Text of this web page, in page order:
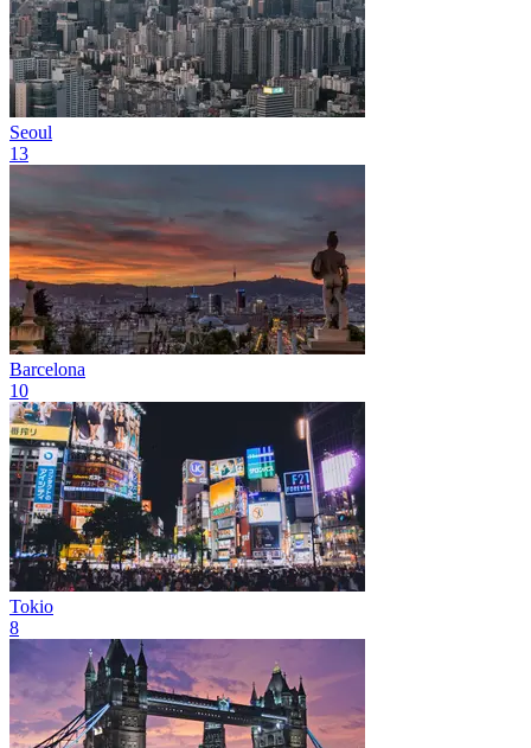
Seoul
13
Barcelona
10
Tokio
8